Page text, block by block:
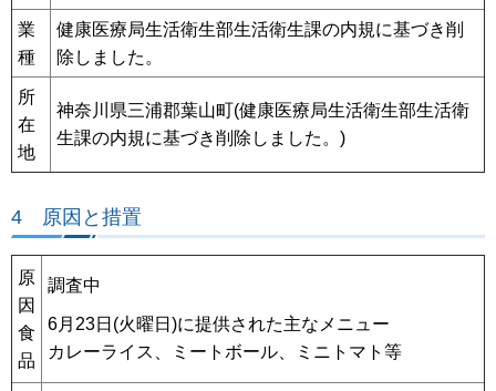
業
種
健康医療局生活衛生部生活衛生課の内規に基づき削
除しました。
所
在
地
神奈川県三浦郡葉山町(健康医療局生活衛生部生活衛
生課の内規に基づき削除しました。)
4 原因と措置
原
因
食
品
調査中
6月23日(火曜日)に提供された主なメニュー
カレーライス、ミートボール、ミニトマト等